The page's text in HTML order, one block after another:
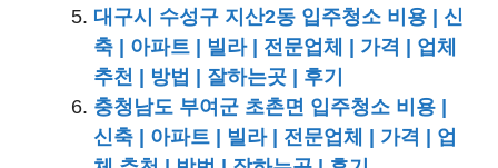
대구시 수성구 지산2동 입주청소 비용 | 신
축 | 아파트 | 빌라 | 전문업체 | 가격 | 업체
추천 | 방법 | 잘하는곳 | 후기
충청남도 부여군 초촌면 입주청소 비용 |
신축 | 아파트 | 빌라 | 전문업체 | 가격 | 업